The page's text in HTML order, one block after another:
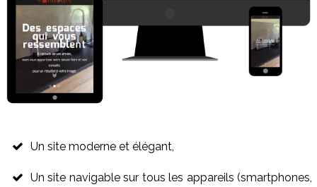
Un site moderne et élégant,
Un site navigable sur tous les appareils (smartphones,